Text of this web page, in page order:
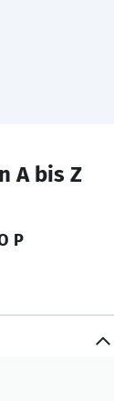
A bis Z
P